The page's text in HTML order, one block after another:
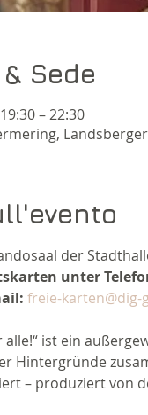
Sede
– 22:30
der
unter
freie-
alle!“ ist ein
Hintergründe
– produziert von